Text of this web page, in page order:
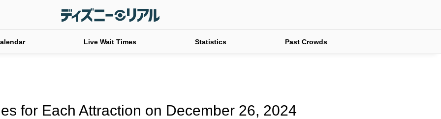
Live Wait Times Statistics Past Crowds
for Each Attraction on December 26, 2024